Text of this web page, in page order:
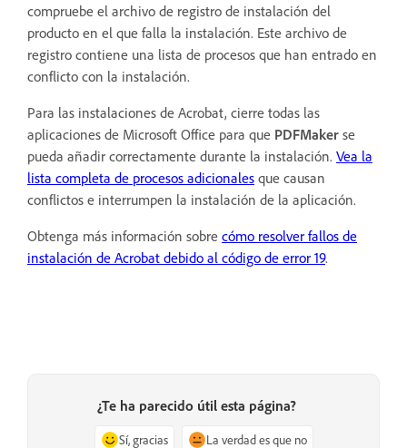
compruebe el archivo de registro de instalación del
producto en el que falla la instalación. Este archivo de
registro contiene una lista de procesos que han entrado en
conflicto con la instalación.
Para las instalaciones de Acrobat, cierre todas las
aplicaciones de Microsoft Office para que PDFMaker se
pueda añadir correctamente durante la instalación. Vea la
lista completa de procesos adicionales que causan
conflictos e interrumpen la instalación de la aplicación.
Obtenga más información sobre cómo resolver fallos de
instalación de Acrobat debido al código de error 19.
¿Te ha parecido útil esta página?
Sí, gracias La verdad es que no